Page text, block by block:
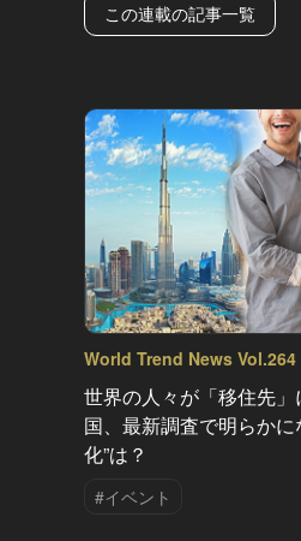
この連載の記事一覧
World Trend News Vol.264
世界の人々が「移住先
国、最新調査で明らかに
化”は？
#イベント